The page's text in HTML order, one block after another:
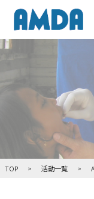
TOP 活動一覧